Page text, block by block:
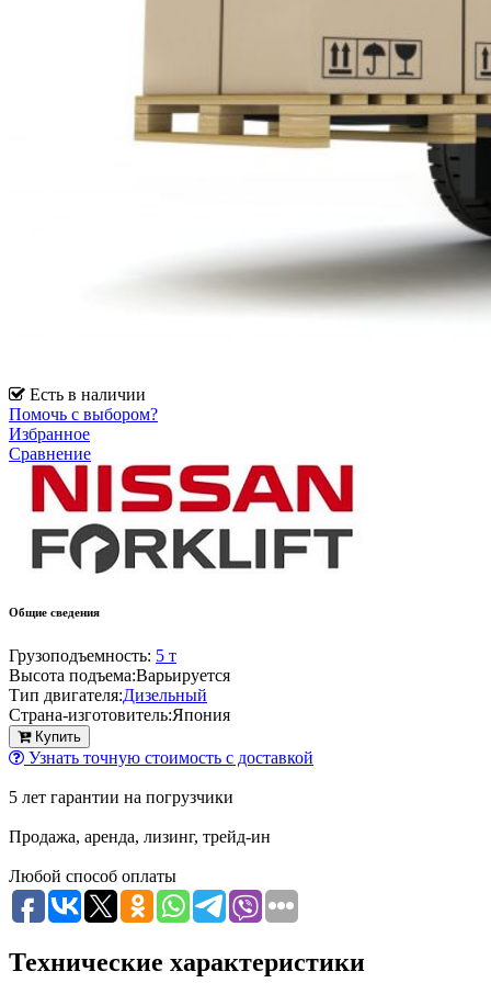
Есть в наличии
Помочь с выбором?
Избранное
Сравнение
Общие сведения
Грузоподъемность: 5 т
Высота подъема:Варьируется
Тип двигателя:Дизельный
Страна-изготовитель:Япония
Купить
Узнать точную стоимость с доставкой
5 лет гарантии на погрузчики
Продажа, аренда, лизинг, трейд-ин
Любой способ оплаты
Технические характеристики